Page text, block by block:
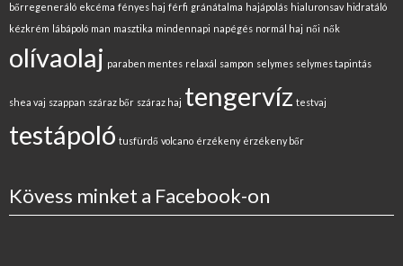
bőrregeneráló ekcéma fényes haj férfi gránátalma hajápolás hialuronsav hidratáló
kézkrém lábápoló man masztika mindennapi napégés normál haj női nők
olívaolaj paraben mentes relaxál sampon selymes selymes tapintás
shea vaj szappan száraz bőr száraz haj tengervíz testvaj
testápoló tusfürdő volcano érzékeny érzékeny bőr
Kövess minket a Facebook-on